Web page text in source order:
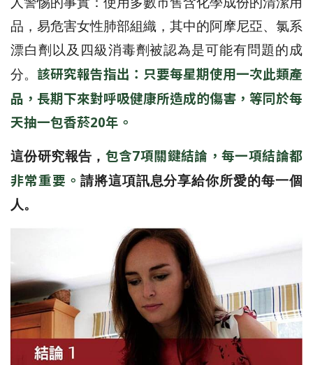
品，易危害女性肺部組織，其中的阿摩尼亞、氯系
漂白劑以及四級消毒劑被認為是可能有問題的成
分。 該研究報告指出：只要每星期使用一次此類產
品，長期下來對呼吸健康所造成的傷害，等同於每
天抽一包香菸20年。
這份研究報告， 包含7項關鍵結論，每一項結論都
非常重要。 請將這項訊息分享給你所愛的每一個
人。